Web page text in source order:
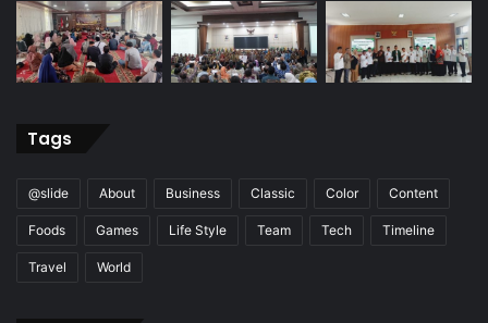
Tags
@slide About Business Classic Color Content
Foods Games Life Style Team Tech Timeline
Travel World